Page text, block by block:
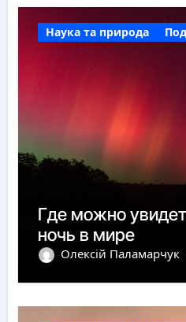
Наука та природа
Где можно
ночь в мире
Олексій Паламарчук